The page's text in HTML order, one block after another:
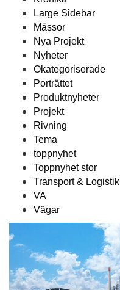
Large Sidebar
Mässor
Nya Projekt
Nyheter
Okategoriserade
Porträttet
Produktnyheter
Projekt
Rivning
Tema
toppnyhet
Toppnyhet stor
Transport & Logistik
VA
Vägar